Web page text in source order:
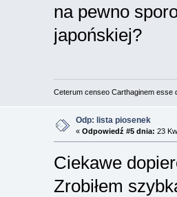
na pewno
japońskiej?
Ceterum censeo Carthaginem esse
Odp: lista piosenek
« Odpowiedź #5 dnia: 23
Ciekawe
Zrobiłem